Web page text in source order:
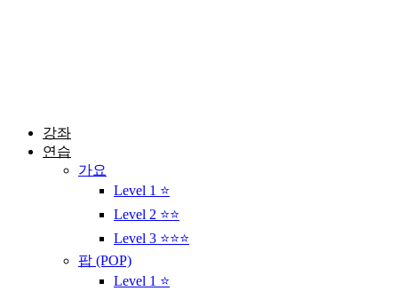
강좌
연습
가요
Level 1 ⭐
Level 2 ⭐⭐
Level 3 ⭐⭐⭐
팝 (POP)
Level 1 ⭐